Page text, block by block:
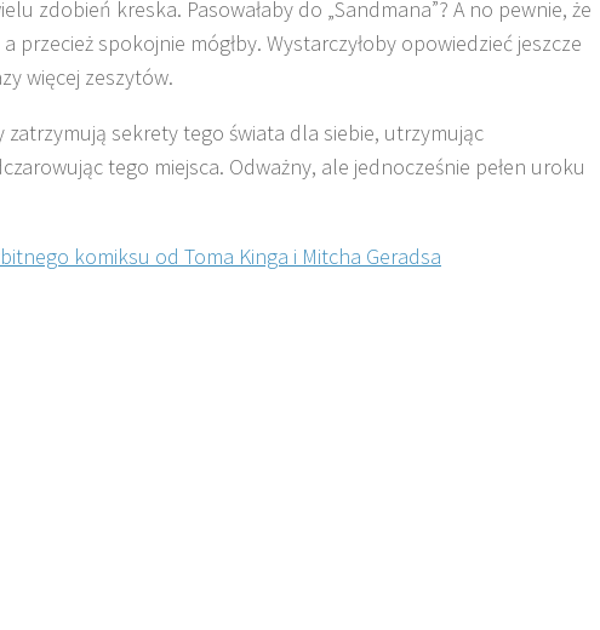
zdobień kreska. Pasowałaby do „Sandmana”? A no pewnie, że
przecież spokojnie mógłby. Wystarczyłoby opowiedzieć jeszcze
więcej zeszytów.
sekrety tego świata dla siebie, utrzymując
tego miejsca. Odważny, ale jednocześnie pełen uroku
komiksu od Toma Kinga i Mitcha Geradsa